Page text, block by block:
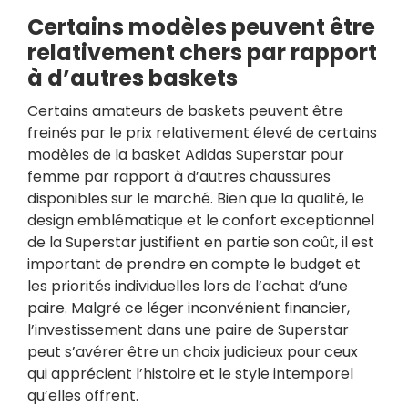
Certains modèles peuvent être
relativement chers par rapport
à d’autres baskets
Certains amateurs de baskets peuvent être
freinés par le prix relativement élevé de certains
modèles de la basket Adidas Superstar pour
femme par rapport à d’autres chaussures
disponibles sur le marché. Bien que la qualité, le
design emblématique et le confort exceptionnel
de la Superstar justifient en partie son coût, il est
important de prendre en compte le budget et
les priorités individuelles lors de l’achat d’une
paire. Malgré ce léger inconvénient financier,
l’investissement dans une paire de Superstar
peut s’avérer être un choix judicieux pour ceux
qui apprécient l’histoire et le style intemporel
qu’elles offrent.